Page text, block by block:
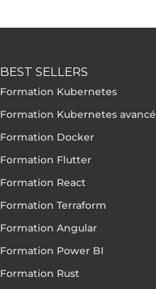
BEST SELLERS
Formation Kubernetes
Formation Kubernetes avancé
Formation Docker
Formation Flutter
Formation React
Formation Terraform
Formation Angular
Formation Power BI
Formation Rust